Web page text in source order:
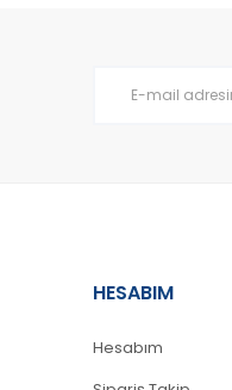
GönderHESABIM
Hesabım